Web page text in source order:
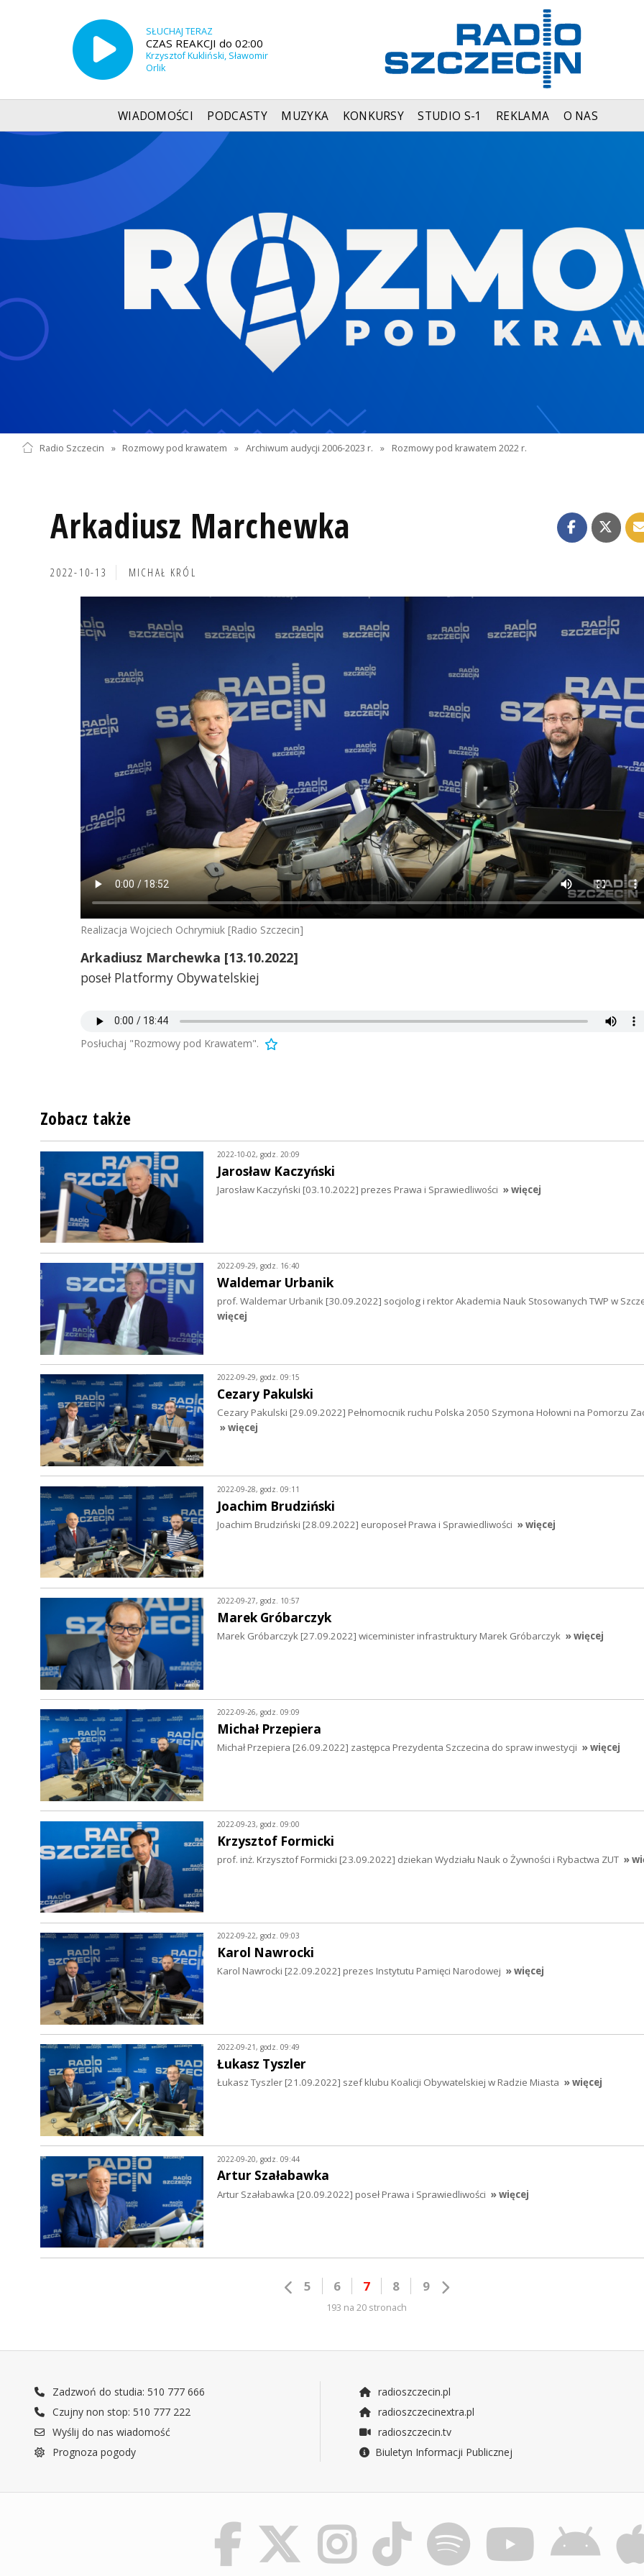
SŁUCHAJ TERAZ
CZAS REAKCJI do 02:00
Krzysztof Kukliński, Sławomir
Orlik
WIADOMOŚCI PODCASTY MUZYKA KONKURSY STUDIO S-1 REKLAMA O NAS
Radio Szczecin » Rozmowy pod krawatem » Archiwum audycji 2006-2023 r. » Rozmowy pod krawatem 2022 r.
Arkadiusz Marchewka
2022-10-13 MICHAŁ KRÓL
Realizacja Wojciech Ochrymiuk [Radio Szczecin]
Arkadiusz Marchewka [13.10.2022]
poseł Platformy Obywatelskiej
Posłuchaj "Rozmowy pod Krawatem".
Zobacz także
2022-10-02, godz. 20:09
Jarosław Kaczyński
Jarosław Kaczyński [03.10.2022] prezes Prawa i Sprawiedliwości » więcej
2022-09-29, godz. 16:40
Waldemar Urbanik
prof. Waldemar Urbanik [30.09.2022] socjolog i rektor Akademia Nauk Stosowanych TWP w
więcej
2022-09-29, godz. 09:15
Cezary Pakulski
Cezary Pakulski [29.09.2022] Pełnomocnik ruchu Polska 2050 Szymona Hołowni na Pomorzu
» więcej
2022-09-28, godz. 09:11
Joachim Brudziński
Joachim Brudziński [28.09.2022] europoseł Prawa i Sprawiedliwości » więcej
2022-09-27, godz. 10:57
Marek Gróbarczyk
Marek Gróbarczyk [27.09.2022] wiceminister infrastruktury Marek Gróbarczyk » więcej
2022-09-26, godz. 09:09
Michał Przepiera
Michał Przepiera [26.09.2022] zastępca Prezydenta Szczecina do spraw inwestycji » więcej
2022-09-23, godz. 09:00
Krzysztof Formicki
prof. inż. Krzysztof Formicki [23.09.2022] dziekan Wydziału Nauk o Żywności i Rybactwa ZUT »
2022-09-22, godz. 09:03
Karol Nawrocki
Karol Nawrocki [22.09.2022] prezes Instytutu Pamięci Narodowej » więcej
2022-09-21, godz. 09:49
Łukasz Tyszler
Łukasz Tyszler [21.09.2022] szef klubu Koalicji Obywatelskiej w Radzie Miasta » więcej
2022-09-20, godz. 09:44
Artur Szałabawka
Artur Szałabawka [20.09.2022] poseł Prawa i Sprawiedliwości » więcej
5 6 7 8 9
193 na 20 stronach
Zadzwoń do studia: 510 777 666
Czujny non stop: 510 777 222
Wyślij do nas wiadomość
Prognoza pogody
radioszczecin.pl
radioszczecinextra.pl
radioszczecin.tv
Biuletyn Informacji Publicznej